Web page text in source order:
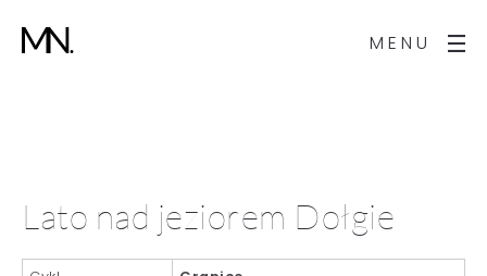
MENU
Lato nad jeziorem Dołgie